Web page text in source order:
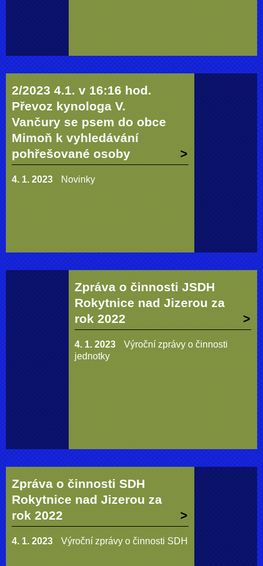
2/2023 4.1. v 16:16 hod.
Převoz kynologa V.
Vančury se psem do obce
Mimoň k vyhledávání
pohřešované osoby
4. 1. 2023 Novinky
Zpráva o činnosti JSDH
Rokytnice nad Jizerou za
rok 2022
4. 1. 2023
Výroční zprávy o činnosti
jednotky
Zpráva o činnosti SDH
Rokytnice nad Jizerou za
rok 2022
4. 1. 2023 Výroční zprávy o činnosti SDH